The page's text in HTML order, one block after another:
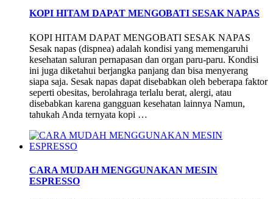
KOPI HITAM DAPAT MENGOBATI SESAK NAPAS
KOPI HITAM DAPAT MENGOBATI SESAK NAPAS
Sesak napas (dispnea) adalah kondisi yang memengaruhi
kesehatan saluran pernapasan dan organ paru-paru. Kondisi
ini juga diketahui berjangka panjang dan bisa menyerang
siapa saja. Sesak napas dapat disebabkan oleh beberapa faktor
seperti obesitas, berolahraga terlalu berat, alergi, atau
disebabkan karena gangguan kesehatan lainnya Namun,
tahukah Anda ternyata kopi …
CARA MUDAH MENGGUNAKAN MESIN
ESPRESSO